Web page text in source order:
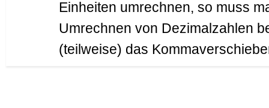
Einheiten umrechnen, so muss
Umrechnen von Dezimalzahlen
(teilweise) das